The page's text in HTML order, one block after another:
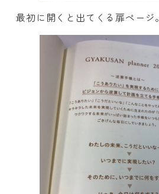
最初に開くと出てくる扉ページ。